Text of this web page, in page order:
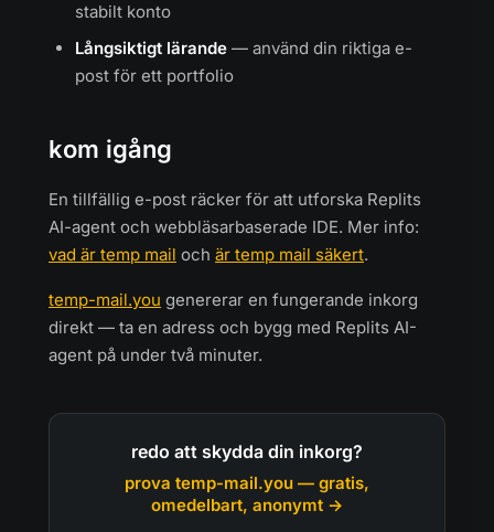
stabilt konto
Långsiktigt lärande — använd din riktiga e-
post för ett portfolio
kom igång
En tillfällig e-post räcker för att utforska Replits
AI-agent och webbläsarbaserade IDE. Mer info:
vad är temp mail och är temp mail säkert.
temp-mail.you genererar en fungerande inkorg
direkt — ta en adress och bygg med Replits AI-
agent på under två minuter.
redo att skydda din inkorg?
prova temp-mail.you — gratis,
omedelbart, anonymt →